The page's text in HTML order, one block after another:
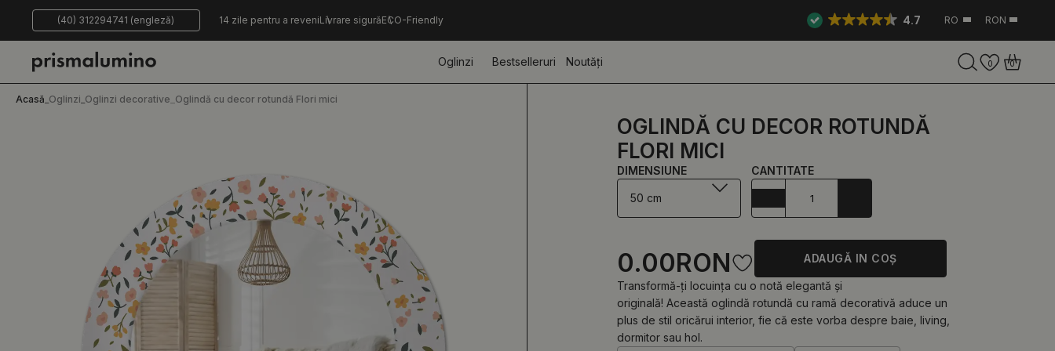
(40) 312294741 (engleză) 14 zile pentru a reveniLivrare sigurăECO-Friendly 4.7 RO RON
Oglinzi Bestselleruri Noutăți 0 0
Acasă Oglinzi Oglinzi decorative Oglindă cu decor rotundă Flori mici
OGLINDĂ CU DECOR ROTUNDĂ
FLORI MICI
DIMENSIUNE
50 cm
CANTITATE
0.00RON ADAUGĂ IN COŞ
Transformă-ți locuința cu o notă elegantă și
originală! Această oglindă rotundă cu ramă decorativă aduce un
plus de stil oricărui interior, fie că este vorba despre baie, living,
dormitor sau hol.